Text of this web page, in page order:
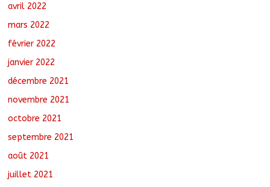
avril 2022
mars 2022
février 2022
janvier 2022
décembre 2021
novembre 2021
octobre 2021
septembre 2021
août 2021
juillet 2021